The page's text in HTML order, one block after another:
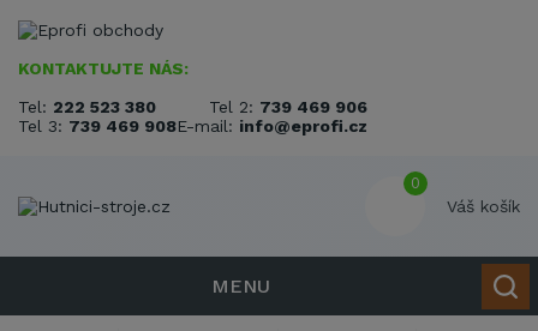
KONTAKTUJTE NÁS:
Tel: 222 523 380 Tel 2: 739 469 906
Tel 3: 739 469 908E-mail: info@eprofi.cz
0
Váš košík
MENU